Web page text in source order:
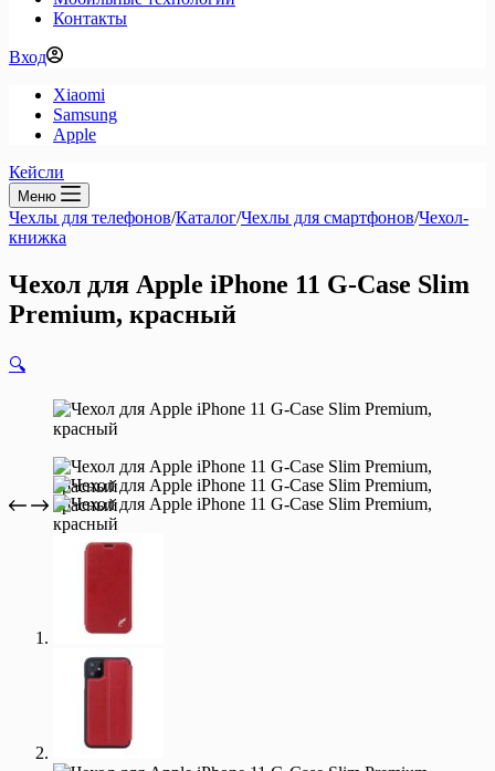
Контакты
Вход
Xiaomi
Samsung
Apple
Кейсли
Меню
Чехлы для телефонов/Каталог/Чехлы для смартфонов/Чехол-
книжка
Чехол для Apple iPhone 11 G-Case Slim
Premium, красный
🔍